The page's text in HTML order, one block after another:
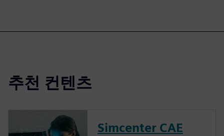
추천 컨텐츠
Simcenter CAE